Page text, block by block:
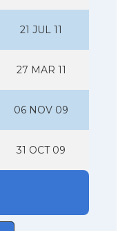
21 JUL 11
27 MAR 11
06 NOV 09
31 OCT 09